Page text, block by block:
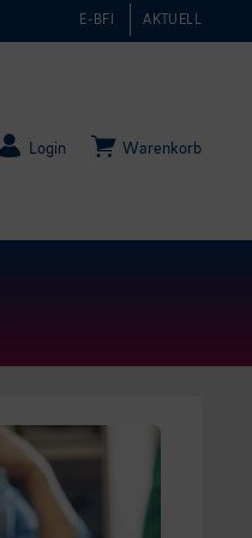
E-BFI AKTUELL
Login Warenkorb